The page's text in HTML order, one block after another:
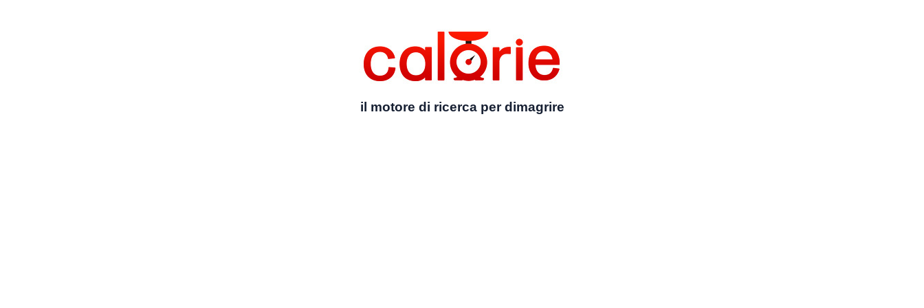
il motore di ricerca per dimagrire